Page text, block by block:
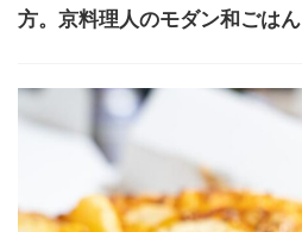
方。京料理人のモダン和ごはん